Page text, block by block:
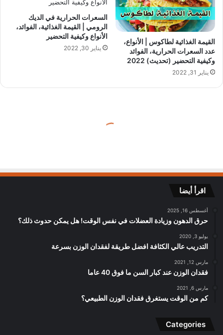
القيمة الغذائية لطاكوس | الأنواع،
عدد السعرات الحرارية، الفوائد
وكيفية التحضير (تحديث) 2022
يناير 31, 2022
السعرات الحرارية في الديك
الرومي | القيمة الغذائية، الفوائد،
الأنواع وكيفية التحضير
يناير 30, 2022
اقرأ أيضا
أغسطس 16, 2025
حرق الدهون وزيادة العضلات في نفس الوقت! هل يمكن حدوث ذلك؟
يوليو 3, 2020
التدريب عالي الكثافة افضل طريقة لفقدان الوزن بسرعة
مارس 12, 2021
فقدان الوزن عند كبار السن ما فوق 40 عاما
مارس 6, 2021
كم من الوقت يستغرق فقدان الوزن الطبيعي؟
Categories